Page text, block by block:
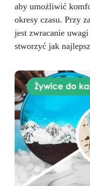
aby umożliwić
okresy czasu. Przy
jest zwracanie
stworzyć jak